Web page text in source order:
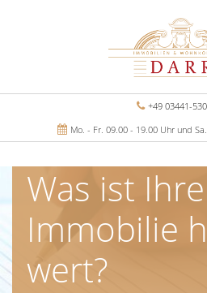
+49 03441-
Mo. - Fr. 09.00 - 19.00 Uhr und
Was ist Ihre
Immobilie
wert?